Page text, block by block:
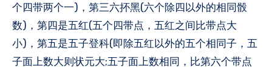
个四带两个一)，第三六抔黑(六个除四以外的相同骰
数)，第四是五红(五个四带点，五红之间比带点大
小)，第五是五子登科(即除五红以外的五个相同子，五
子面上数大则状元大;五子面上数相同，比第六个带点